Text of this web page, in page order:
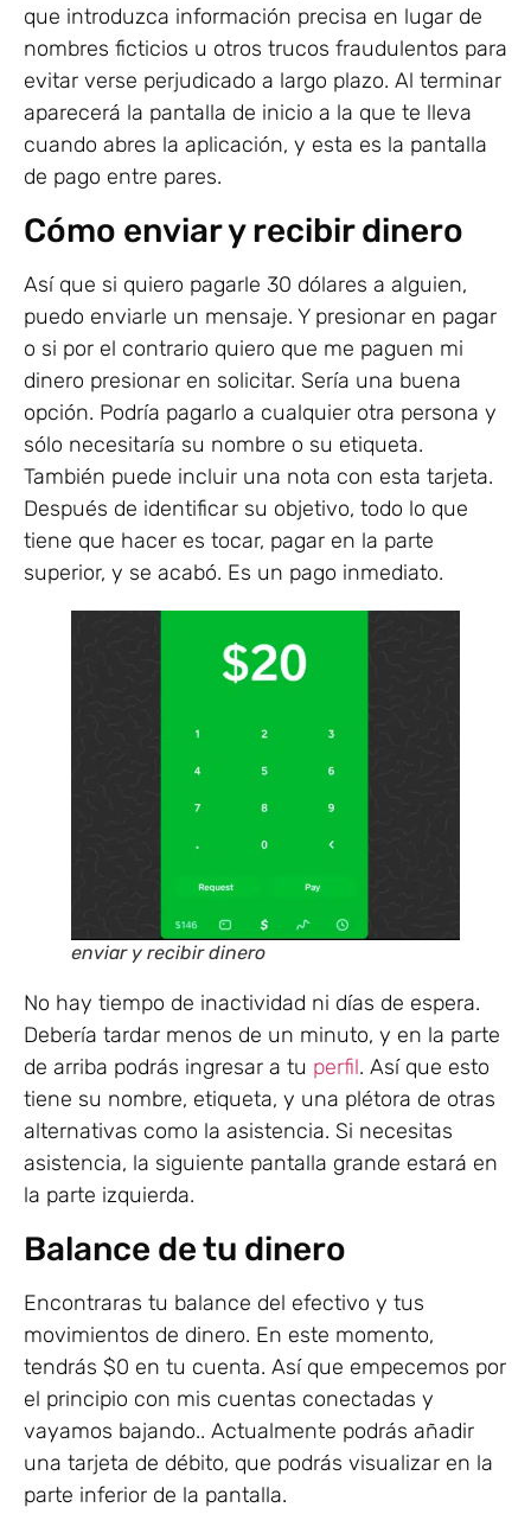
que introduzca información precisa en lugar de
nombres ficticios u otros trucos fraudulentos para
evitar verse perjudicado a largo plazo. Al terminar
aparecerá la pantalla de inicio a la que te lleva
cuando abres la aplicación, y esta es la pantalla
de pago entre pares.
Cómo enviar y recibir dinero
Así que si quiero pagarle 30 dólares a alguien,
puedo enviarle un mensaje. Y presionar en pagar
o si por el contrario quiero que me paguen mi
dinero presionar en solicitar. Sería una buena
opción. Podría pagarlo a cualquier otra persona y
sólo necesitaría su nombre o su etiqueta.
También puede incluir una nota con esta tarjeta.
Después de identificar su objetivo, todo lo que
tiene que hacer es tocar, pagar en la parte
superior, y se acabó. Es un pago inmediato.
enviar y recibir dinero
No hay tiempo de inactividad ni días de espera.
Debería tardar menos de un minuto, y en la parte
de arriba podrás ingresar a tu perfil. Así que esto
tiene su nombre, etiqueta, y una plétora de otras
alternativas como la asistencia. Si necesitas
asistencia, la siguiente pantalla grande estará en
la parte izquierda.
Balance de tu dinero
Encontraras tu balance del efectivo y tus
movimientos de dinero. En este momento,
tendrás $0 en tu cuenta. Así que empecemos por
el principio con mis cuentas conectadas y
vayamos bajando.. Actualmente podrás añadir
una tarjeta de débito, que podrás visualizar en la
parte inferior de la pantalla.